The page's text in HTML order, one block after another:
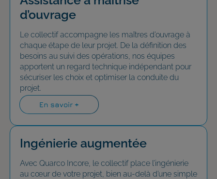
d’ouvrage
Le collectif accompagne les maîtres d’ouvrage à
chaque étape de leur projet. De la définition des
besoins au suivi des opérations, nos équipes
apportent un regard technique indépendant pour
sécuriser les choix et optimiser la conduite du
projet.
En savoir +
Ingénierie augmentée
Avec Quarco Incore, le collectif place l’ingénierie
au cœur de votre projet, bien au-delà d’une simple